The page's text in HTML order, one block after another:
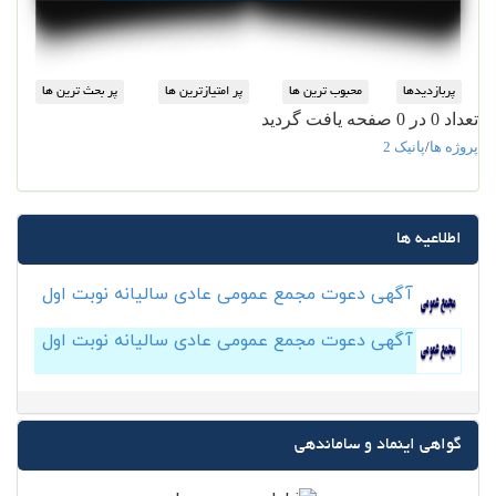
تعداد 0 در 0 صفحه یافت گردید
پروژه ها/پانیک 2
اطلاعیه ها
آگهی دعوت مجمع عمومی عادی سالیانه نوبت اول
آگهی دعوت مجمع عمومی عادی سالیانه نوبت اول
گواهی اینماد و ساماندهی